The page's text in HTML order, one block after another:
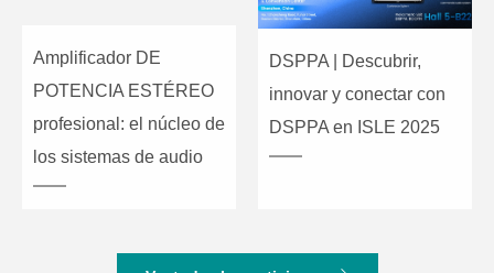
Amplificador DE
POTENCIA ESTÉREO
profesional: el núcleo de
los sistemas de audio
DSPPA | Descubrir,
innovar y conectar con
DSPPA en ISLE 2025